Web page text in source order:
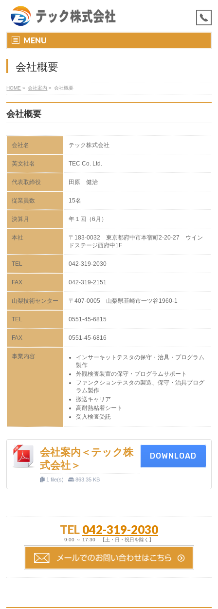
MENU
会社概要
HOME » 会社案内 » 会社概要
会社概要
会社名 テック株式会社
英文社名 TEC Co. Ltd.
代表取締役 田原 健治
従業員数 15名
決算月 年１回（6月）
本社
〒183-0032 東京都府中市本宿町2-20-27 ウイン
ドステージ西府中1F
TEL 042-319-2030
FAX 042-319-2151
山梨技術センター 〒407-0005 山梨県韮崎市一ツ谷1960-1
TEL 0551-45-6815
FAX 0551-45-6816
事業内容
インサーキットテスタの保守・治具・プログラム
製作
外観検査装置の保守・プログラムサポート
ファンクションテスタの製造、保守・治具プログ
ラム製作
搬送キャリア
高耐熱粘着シート
受入検査受託
会社案内＜テック株
式会社＞
1 file(s) 863.35 KB
DOWNLOAD
TEL 042-319-2030
9:00 ～ 17:30 【土・日・祝日を除く】